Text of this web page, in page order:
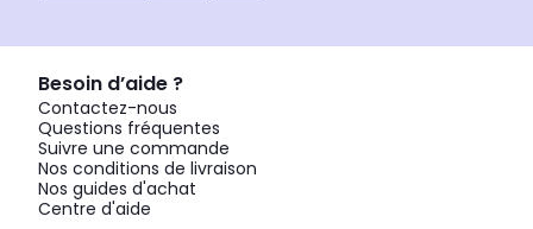
Besoin d’aide ?
Contactez-nous
Questions fréquentes
Suivre une commande
Nos conditions de livraison
Nos guides d'achat
Centre d'aide